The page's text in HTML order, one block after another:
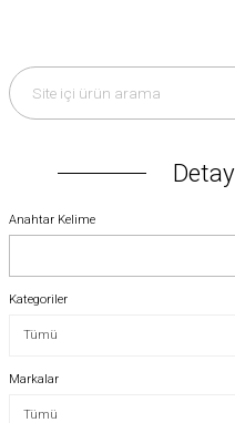
Anahtar Kelime
Kategoriler
Markalar